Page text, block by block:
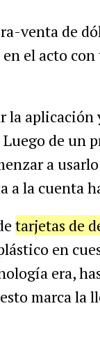
venta de
el acto con
la aplicación
Luego de un
a
la cuenta
tarjetas de
en
era,
marca la